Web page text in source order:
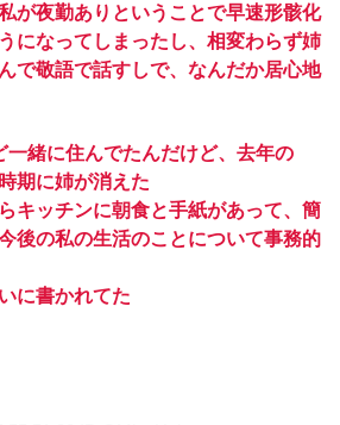
が夜勤ありということで早速形骸化
になってしまったし、相変わらず姉
で敬語で話すしで、なんだか居心地
一緒に住んでたんだけど、去年の
期に姉が消えた
キッチンに朝食と手紙があって、簡
後の私の生活のことについて事務的
に書かれてた